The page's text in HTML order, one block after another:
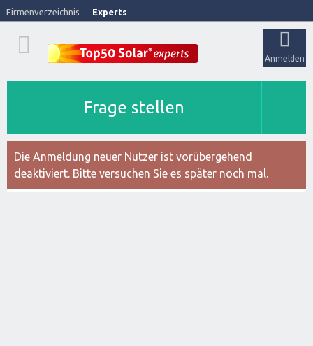
Firmenverzeichnis Experts
Anmelden
Frage stellen
Die Anmeldung neuer Nutzer ist vorübergehend
deaktiviert. Bitte versuchen Sie es später noch mal.